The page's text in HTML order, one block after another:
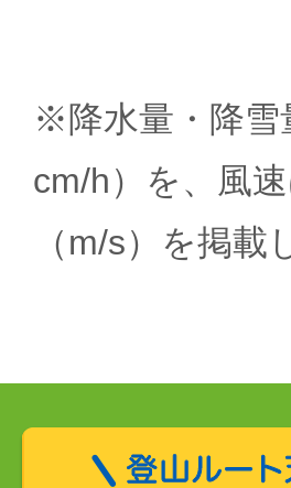
※降水量・降雪
cm/h）を、風
（m/s）を掲載